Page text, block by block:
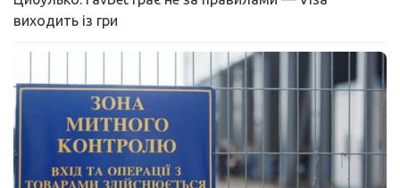
виходить із гри